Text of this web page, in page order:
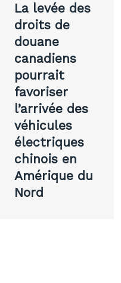
La levée des
droits de
douane
canadiens
pourrait
favoriser
l’arrivée des
véhicules
électriques
chinois en
Amérique du
Nord